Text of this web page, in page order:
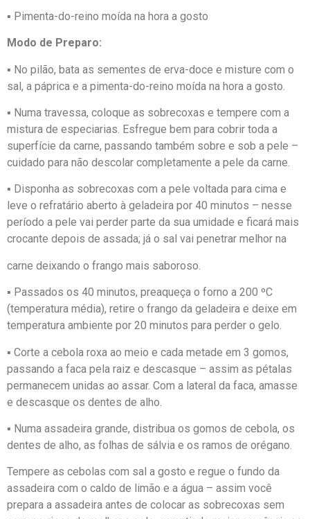
▪ Pimenta-do-reino moída na hora a gosto
Modo de Preparo:
▪ No pilão, bata as sementes de erva-doce e misture com o
sal, a páprica e a pimenta-do-reino moída na hora a gosto.
▪ Numa travessa, coloque as sobrecoxas e tempere com a
mistura de especiarias. Esfregue bem para cobrir toda a
superfície da carne, passando também sobre e sob a pele –
cuidado para não descolar completamente a pele da carne.
▪ Disponha as sobrecoxas com a pele voltada para cima e
leve o refratário aberto à geladeira por 40 minutos – nesse
período a pele vai perder parte da sua umidade e ficará mais
crocante depois de assada; já o sal vai penetrar melhor na
carne deixando o frango mais saboroso.
▪ Passados os 40 minutos, preaqueça o forno a 200 ºC
(temperatura média), retire o frango da geladeira e deixe em
temperatura ambiente por 20 minutos para perder o gelo.
▪ Corte a cebola roxa ao meio e cada metade em 3 gomos,
passando a faca pela raiz e descasque – assim as pétalas
permanecem unidas ao assar. Com a lateral da faca, amasse
e descasque os dentes de alho.
▪ Numa assadeira grande, distribua os gomos de cebola, os
dentes de alho, as folhas de sálvia e os ramos de orégano.
Tempere as cebolas com sal a gosto e regue o fundo da
assadeira com o caldo de limão e a água – assim você
prepara a assadeira antes de colocar as sobrecoxas sem